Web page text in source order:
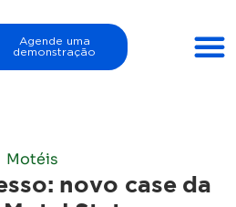
Agende uma
demonstração
Motéis
novo case da